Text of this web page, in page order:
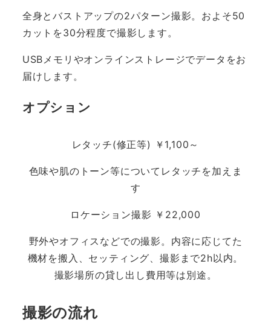
全身とバストアップの2パターン撮影。およそ50
カットを30分程度で撮影します。
USBメモリやオンラインストレージでデータをお
届けします。
オプション
レタッチ(修正等) ￥1,100～
色味や肌のトーン等についてレタッチを加えま
す
ロケーション撮影 ￥22,000
野外やオフィスなどでの撮影。内容に応じてた
機材を搬入、セッティング、撮影まで2h以内。
撮影場所の貸し出し費用等は別途。
撮影の流れ